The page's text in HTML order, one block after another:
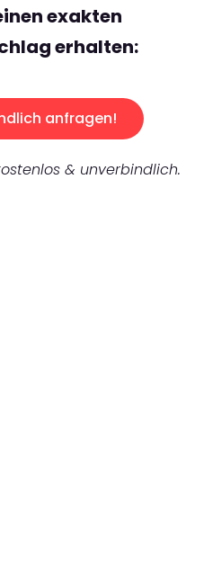
exakten
erhalten:
anfragen!
& unverbindlich.